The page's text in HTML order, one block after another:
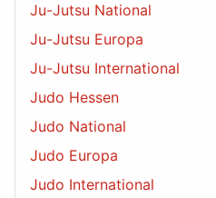
Ju-Jutsu National
Ju-Jutsu Europa
Ju-Jutsu International
Judo Hessen
Judo National
Judo Europa
Judo International